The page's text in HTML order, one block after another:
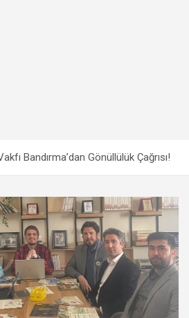
Bandırma’dan Gönüllülük Çağrısı!